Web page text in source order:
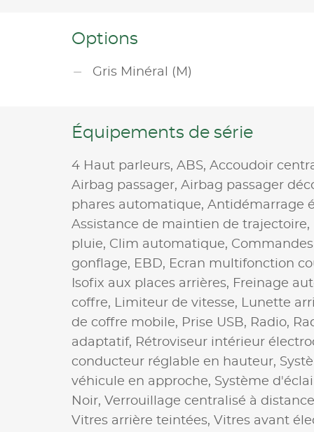
Options
Gris Minéral (M)
Équipements de série
4 Haut parleurs, ABS, Accoudoir
Airbag passager, Airbag passager
phares automatique, Antidémarrage
Assistance de maintien de trajectoire,
pluie, Clim automatique,
gonflage, EBD, Ecran multifonction
Isofix aux places arrières, Freinage
coffre, Limiteur de vitesse, Lunette
de coffre mobile, Prise USB, Radio,
adaptatif, Rétroviseur intérieur
conducteur réglable en hauteur,
véhicule en approche, Système
Noir, Verrouillage centralisé à
Vitres arrière teintées, Vitres avant